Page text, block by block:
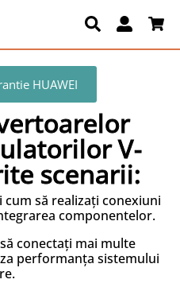
HUAWEI
V-
scenarii:
cum să realizați conexiuni
componentelor.
conectați mai multe
performanța sistemului